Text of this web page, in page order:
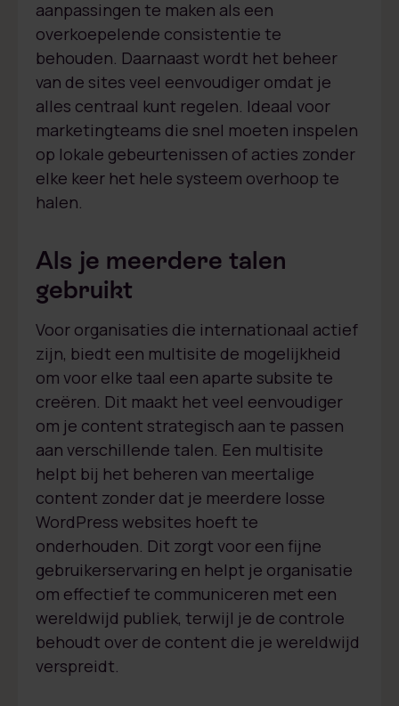
aanpassingen te maken als een
overkoepelende consistentie te
behouden. Daarnaast wordt het beheer
van de sites veel eenvoudiger omdat je
alles centraal kunt regelen. Ideaal voor
marketingteams die snel moeten inspelen
op lokale gebeurtenissen of acties zonder
elke keer het hele systeem overhoop te
halen.
Als je meerdere talen
gebruikt
Voor organisaties die internationaal actief
zijn, biedt een multisite de mogelijkheid
om voor elke taal een aparte subsite te
creëren. Dit maakt het veel eenvoudiger
om je content strategisch aan te passen
aan verschillende talen. Een multisite
helpt bij het beheren van meertalige
content zonder dat je meerdere losse
WordPress websites hoeft te
onderhouden. Dit zorgt voor een fijne
gebruikerservaring en helpt je organisatie
om effectief te communiceren met een
wereldwijd publiek, terwijl je de controle
behoudt over de content die je wereldwijd
verspreidt.